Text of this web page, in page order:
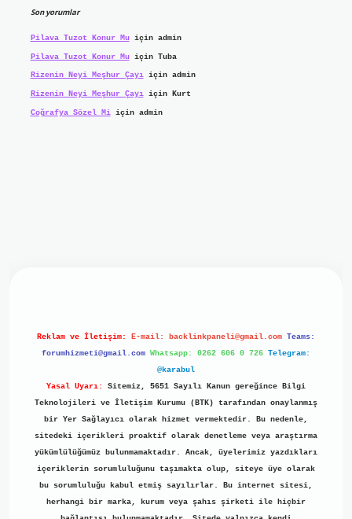
Son yorumlar
Pilava Tuzot Konur Muiçin admin
Pilava Tuzot Konur Muiçin Tuba
Rizenin Neyi Meşhur Çayıiçin admin
Rizenin Neyi Meşhur Çayıiçin Kurt
Coğrafya Sözel Miiçin admin
Reklam ve İletişim: E-mail: backlinkpaneli@gmail.com Teams:
forumhizmeti@gmail.com Whatsapp: 0262 606 0 726 Telegram:
@karabul
Yasal Uyarı:
Sitemiz, 5651 Sayılı Kanun gereğince Bilgi
Teknolojileri ve İletişim Kurumu (BTK) tarafından onaylanmış
bir Yer Sağlayıcı olarak hizmet vermektedir. Bu nedenle,
sitedeki içerikleri proaktif olarak denetleme veya araştırma
yükümlülüğümüz bulunmamaktadır. Ancak, üyelerimiz yazdıkları
içeriklerin sorumluluğunu taşımakta olup, siteye üye olarak
bu sorumluluğu kabul etmiş sayılırlar. Bu internet sitesi,
herhangi bir marka, kurum veya şahıs şirketi ile hiçbir